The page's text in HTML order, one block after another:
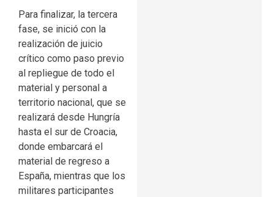
Para finalizar, la tercera
fase, se inició con la
realización de juicio
crítico como paso previo
al repliegue de todo el
material y personal a
territorio nacional, que se
realizará desde Hungría
hasta el sur de Croacia,
donde embarcará el
material de regreso a
España, mientras que los
militares participantes